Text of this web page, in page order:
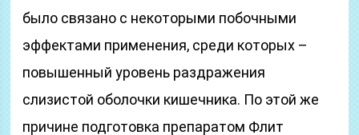
было связано с некоторыми побочными
эффектами применения, среди которых –
повышенный уровень раздражения
слизистой оболочки кишечника. По этой же
причине подготовка препаратом Флит